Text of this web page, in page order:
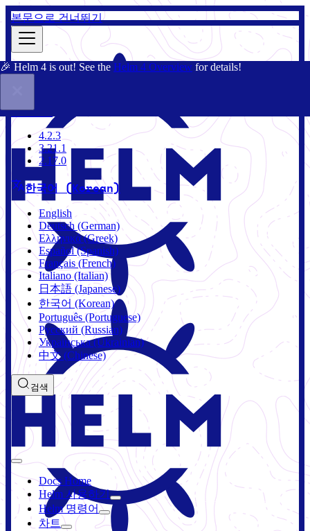
본문으로 건너뛰기
🎉 Helm 4 is out! See the Helm 4 Overview for details!
2.17.0
4.2.3
3.21.1
2.17.0
한국어 (Korean)
English
Deutsch (German)
Ελληνικά (Greek)
Español (Spanish)
Français (French)
Italiano (Italian)
日本語 (Japanese)
한국어 (Korean)
Português (Portuguese)
Русский (Russian)
Українська (Ukrainian)
中文 (Chinese)
검색
Docs Home
Helm 사용하기
Helm 명령어
차트